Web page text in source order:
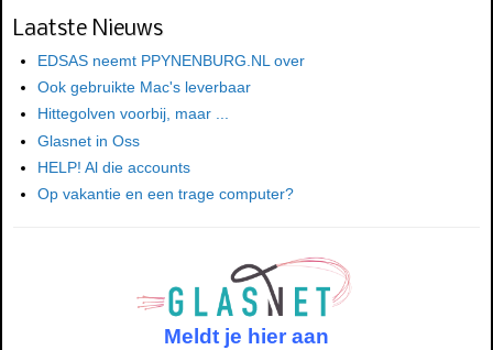
Laatste Nieuws
EDSAS neemt PPYNENBURG.NL over
Ook gebruikte Mac's leverbaar
Hittegolven voorbij, maar ...
Glasnet in Oss
HELP! Al die accounts
Op vakantie en een trage computer?
Meldt je hier aan